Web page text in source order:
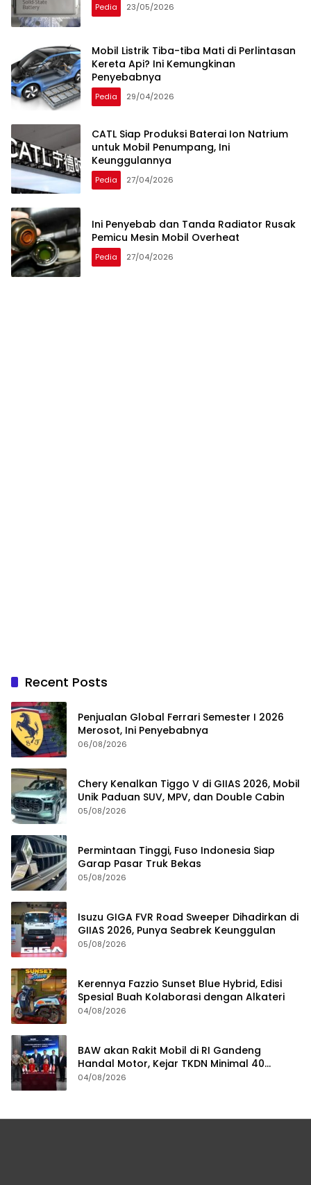
Pedia 23/05/2026
Mobil Listrik Tiba-tiba Mati di Perlintasan
Kereta Api? Ini Kemungkinan
Penyebabnya
Pedia 29/04/2026
CATL Siap Produksi Baterai Ion Natrium
untuk Mobil Penumpang, Ini
Keunggulannya
Pedia 27/04/2026
Ini Penyebab dan Tanda Radiator Rusak
Pemicu Mesin Mobil Overheat
Pedia 27/04/2026
Recent Posts
Penjualan Global Ferrari Semester I 2026
Merosot, Ini Penyebabnya
06/08/2026
Chery Kenalkan Tiggo V di GIIAS 2026, Mobil
Unik Paduan SUV, MPV, dan Double Cabin
05/08/2026
Permintaan Tinggi, Fuso Indonesia Siap
Garap Pasar Truk Bekas
05/08/2026
Isuzu GIGA FVR Road Sweeper Dihadirkan di
GIIAS 2026, Punya Seabrek Keunggulan
05/08/2026
Kerennya Fazzio Sunset Blue Hybrid, Edisi
Spesial Buah Kolaborasi dengan Alkateri
04/08/2026
BAW akan Rakit Mobil di RI Gandeng
Handal Motor, Kejar TKDN Minimal 40
Persen
04/08/2026